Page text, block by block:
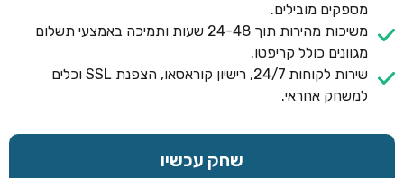
מספקים מובילים.
משיכות מהירות תוך 24-48 שעות ותמיכה באמצעי תשלום
מגוונים כולל קריפטו.
שירות לקוחות 24/7, רישיון קוראסאו, הצפנת SSL וכלים
למשחק אחראי.
שחק עכשיו